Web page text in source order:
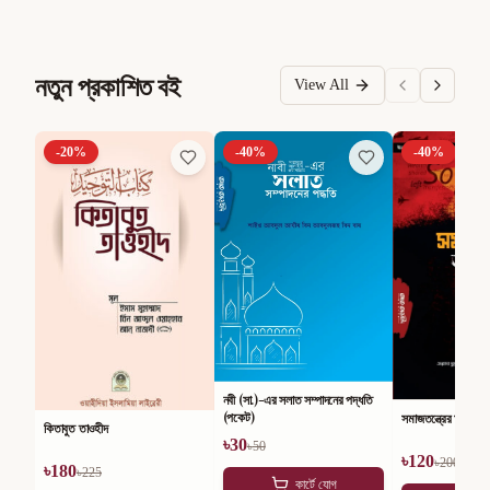
নতুন প্রকাশিত বই View All
-20%
কিতাবুত তাওহীদ
৳180৳225
-40%
নবী (সা.)-এর সলাত সম্পাদনের পদ্ধতি
(পকেট)
৳30৳50
কার্টে যোগ
-40%
সমাজতন্ত্রের অসারতা
৳120৳200